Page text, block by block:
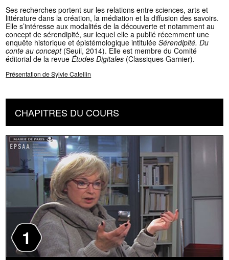
Ses recherches portent sur les relations entre sciences, arts et
littérature dans la création, la médiation et la diffusion des savoirs.
Elle s’intéresse aux modalités de la découverte et notamment au
concept de sérendipité, sur lequel elle a publié récemment une
enquête historique et épistémologique intituléeSérendipité. Du
conte au concept(Seuil, 2014). Elle est membre du Comité
éditorial de la revueÉtudes Digitales (Classiques Garnier).
Présentation de Sylvie Catellin
CHAPITRES DU COURS
1